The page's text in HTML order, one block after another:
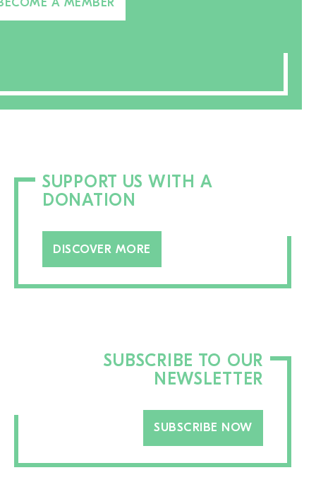
SUPPORT US WITH A
DONATION
DISCOVER MORE
SUBSCRIBE TO OUR
NEWSLETTER
SUBSCRIBE NOW